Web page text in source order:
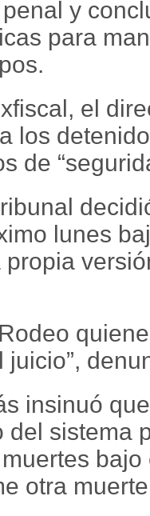
y
para
el
los
de
lunes
insinuó
del sistema
otra